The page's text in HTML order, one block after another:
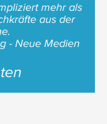
mehr als
aus der
- Neue Medien